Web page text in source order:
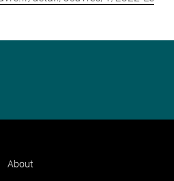
About